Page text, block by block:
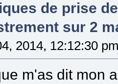
de prise
sur 2
2014, 12:12:30
m'as dit mon